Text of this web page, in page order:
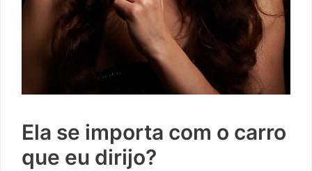
Ela se importa com o carro
que eu dirijo?